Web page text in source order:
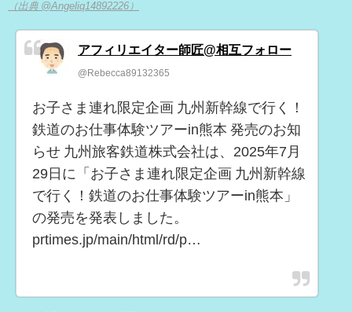
（出典 @Angeliq14892226）
アフィリエイター師匠@相互フォロー
@Rebecca89132365
お子さま連れ限定企画 九州新幹線で行く！
鉄道のお仕事体験ツアーin熊本 発売のお知
らせ 九州旅客鉄道株式会社は、2025年7月
29日に「お子さま連れ限定企画 九州新幹線
で行く！鉄道のお仕事体験ツアーin熊本」
の発売を発表しました。
prtimes.jp/main/html/rd/p…